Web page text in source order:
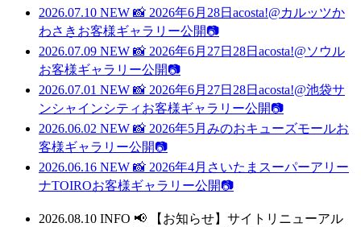
2026.07.10 NEW 📸 2026年6月28日acosta!@カルッツか
わさきお客様ギャラリー公開📷
2026.07.09 NEW 📸 2026年6月27日28日acosta!@ソウル
お客様ギャラリー公開📷
2026.07.01 NEW 📸 2026年6月27日28日acosta!@池袋サ
ンシャインシティお客様ギャラリー公開📷
2026.06.02 NEW 📸 2026年5月みのおキューズモールお
客様ギャラリー公開📷
2026.06.16 NEW 📸 2026年4月さいたまスーパーアリー
ナTOIROお客様ギャラリー公開📷
2026.08.10 INFO 📢 【お知らせ】サイトリニューアル